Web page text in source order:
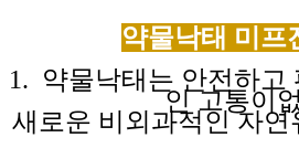
약물낙태 미프
1. 약물낙태는 안전하고
인 고통이
새로운 비외과적인자연